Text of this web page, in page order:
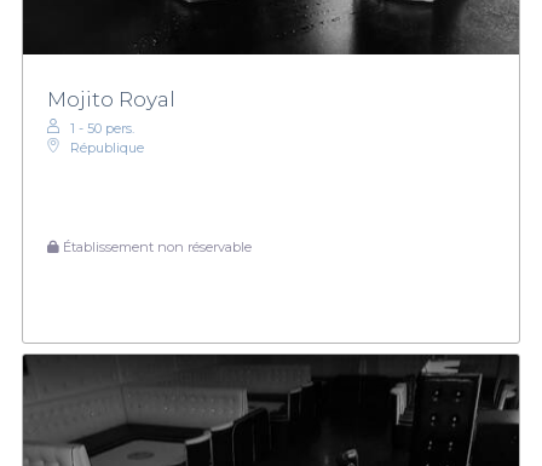
Mojito Royal
1 - 50 pers.
République
Établissement non réservable